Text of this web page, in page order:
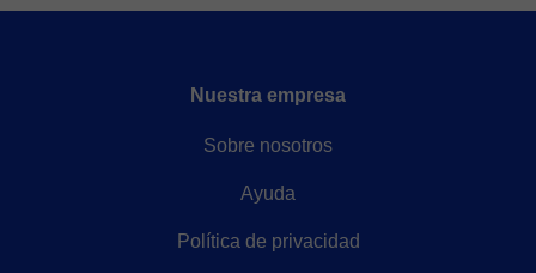
Nuestra empresa
Sobre nosotros
Ayuda
Política de privacidad